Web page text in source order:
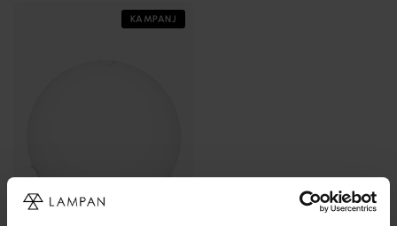
KAMPANJ